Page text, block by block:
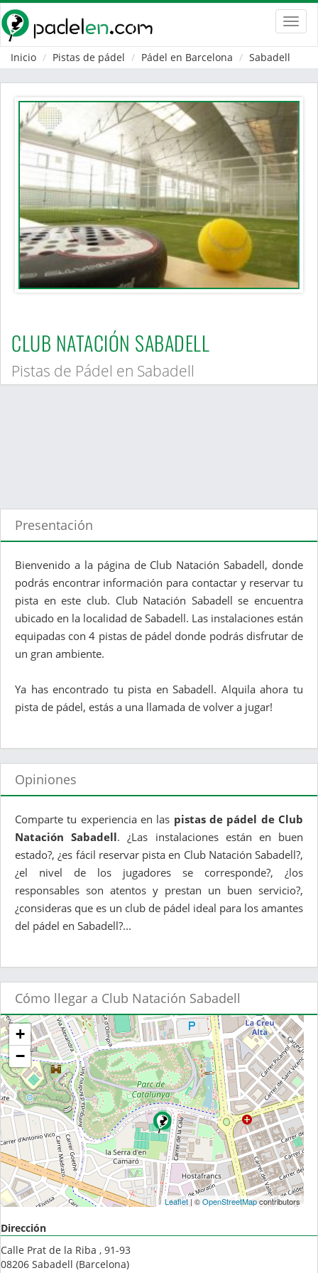
Inicio
Pistas de pádel Pádel en Barcelona Sabadell
CLUB NATACIÓN SABADELL
Pistas de Pádel en Sabadell
Presentación
Bienvenido a la página de Club Natación Sabadell, donde
podrás encontrar información para contactar y reservar tu
pista en este club. Club Natación Sabadell se encuentra
ubicado en la localidad de Sabadell. Las instalaciones están
equipadas con 4 pistas de pádel donde podrás disfrutar de
un gran ambiente.
Ya has encontrado tu pista en Sabadell. Alquila ahora tu
pista de pádel, estás a una llamada de volver a jugar!
Opiniones
Comparte tu experiencia en las pistas de pádel de Club
Natación Sabadell. ¿Las instalaciones están en buen
estado?, ¿es fácil reservar pista en Club Natación Sabadell?,
¿el nivel de los jugadores se corresponde?, ¿los
responsables son atentos y prestan un buen servicio?,
¿consideras que es un club de pádel ideal para los amantes
del pádel en Sabadell?...
Cómo llegar a Club Natación Sabadell
+
−
Leaflet| ©OpenStreetMapcontributors
Dirección
Calle Prat de la Riba , 91-93
08206 Sabadell (Barcelona)